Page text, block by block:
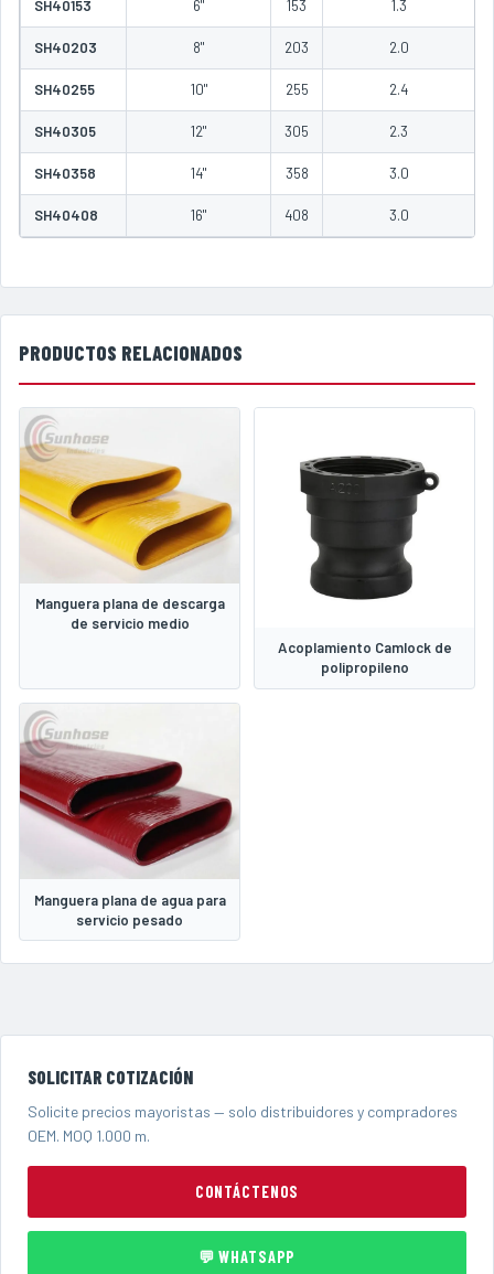
SH40153 6" 153 1.3
SH40203 8" 203 2.0
SH40255 10" 255 2.4
SH40305 12" 305 2.3
SH40358 14" 358 3.0
SH40408 16" 408 3.0
PRODUCTOS RELACIONADOS
Manguera plana de descarga
de servicio medio
Acoplamiento Camlock de
polipropileno
Manguera plana de agua para
servicio pesado
SOLICITAR COTIZACIÓN
Solicite precios mayoristas — solo distribuidores y compradores
OEM. MOQ 1.000 m.
CONTÁCTENOS
💬 WHATSAPP